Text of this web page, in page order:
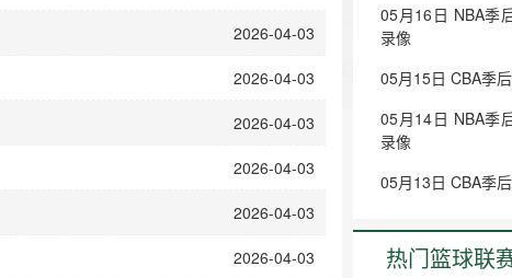
2026-04-03
2026-04-03
2026-04-03
2026-04-03
2026-04-03
2026-04-03
05月16日 NBA季
录像
05月15日 CBA季
05月14日 NBA季
录像
05月13日 CBA季
热门篮球联